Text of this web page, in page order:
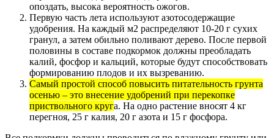
опоздать, высока вероятность ожогов.
Первую часть лета используют азотосодержащие
удобрения. На каждый м2 распределяют 10-20 г сухих
гранул, а затем обильно поливают дерево. После первой
половины в составе подкормок должны преобладать
калий, фосфор и кальций, которые будут способствовать
формированию плодов и их вызреванию.
Самый простой способ повысить питательность грунта
осенью – это внесение удобрений при перекопке
приствольного круга. На одно растение вносят 4 кг
перегноя, 25 г калия, 20 г азота и 15 г фосфора.